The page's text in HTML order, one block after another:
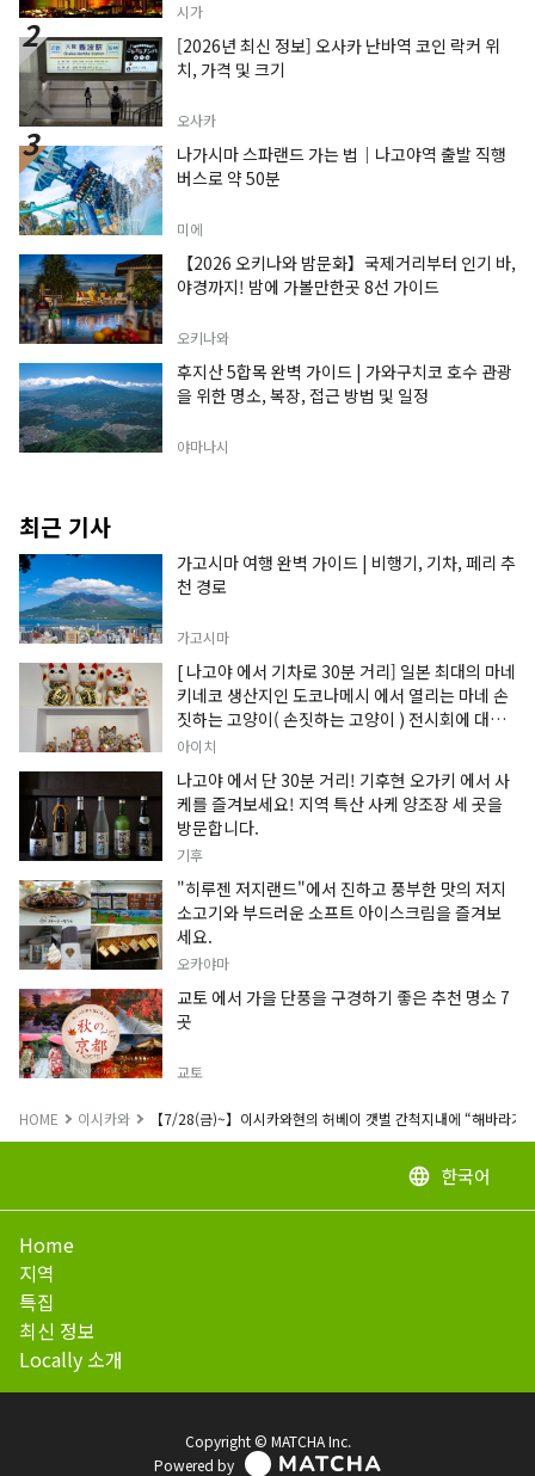
시가
[2026년 최신 정보] 오사카 난바역 코인 락커 위
치, 가격 및 크기
오사카
나가시마 스파랜드 가는 법｜나고야역 출발 직행
버스로 약 50분
미에
【2026 오키나와 밤문화】국제거리부터 인기 바,
야경까지! 밤에 가볼만한곳 8선 가이드
오키나와
후지산 5합목 완벽 가이드 | 가와구치코 호수 관광
을 위한 명소, 복장, 접근 방법 및 일정
야마나시
최근 기사
가고시마 여행 완벽 가이드 | 비행기, 기차, 페리 추
천 경로
가고시마
[ 나고야 에서 기차로 30분 거리] 일본 최대의 마네
키네코 생산지인 도코나메시 에서 열리는 마네 손
짓하는 고양이( 손짓하는 고양이 ) 전시회에 대한
정보입니다.
아이치
나고야 에서 단 30분 거리! 기후현 오가키 에서 사
케를 즐겨보세요! 지역 특산 사케 양조장 세 곳을
방문합니다.
기후
"히루젠 저지랜드"에서 진하고 풍부한 맛의 저지
소고기와 부드러운 소프트 아이스크림을 즐겨보
세요.
오카야마
교토 에서 가을 단풍을 구경하기 좋은 추천 명소 7
곳
교토
HOME 이시카와 【7/28(금)~】이시카와현의 허베이 갯벌 간척지내에 “해바라기
language 한국어
Home
지역
특집
최신 정보
Locally 소개
Copyright © MATCHA Inc.
Powered by